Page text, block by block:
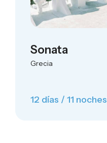
Sonata
Grecia
12 días / 11 noches